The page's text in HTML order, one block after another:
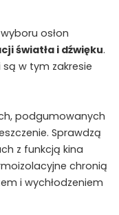
osłon
światła i dźwięku.
w tym zakresie
podgumowanych
Sprawdzą
z funkcją kina
chronią
i wychłodzeniem